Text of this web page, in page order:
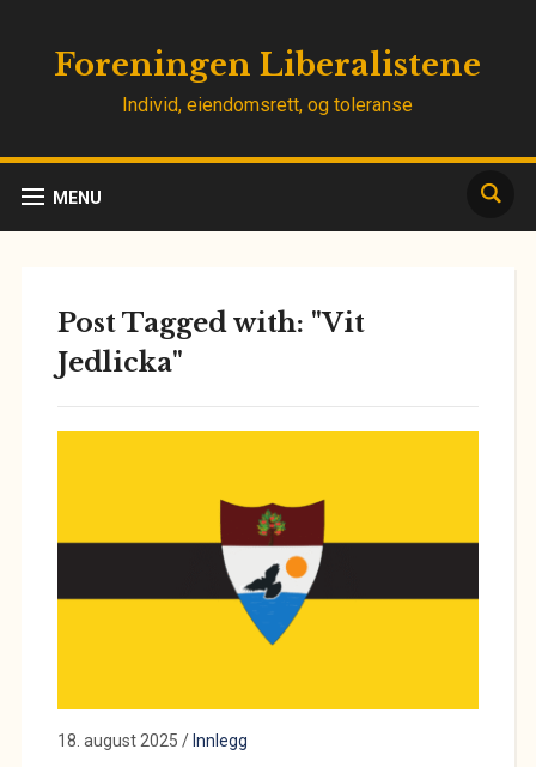
Foreningen Liberalistene
Individ, eiendomsrett, og toleranse
MENU
Post Tagged with: "Vit
Jedlicka"
18. august 2025 /Innlegg